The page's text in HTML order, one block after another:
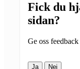
Fick du
sidan?
Ge oss
Ja Nej